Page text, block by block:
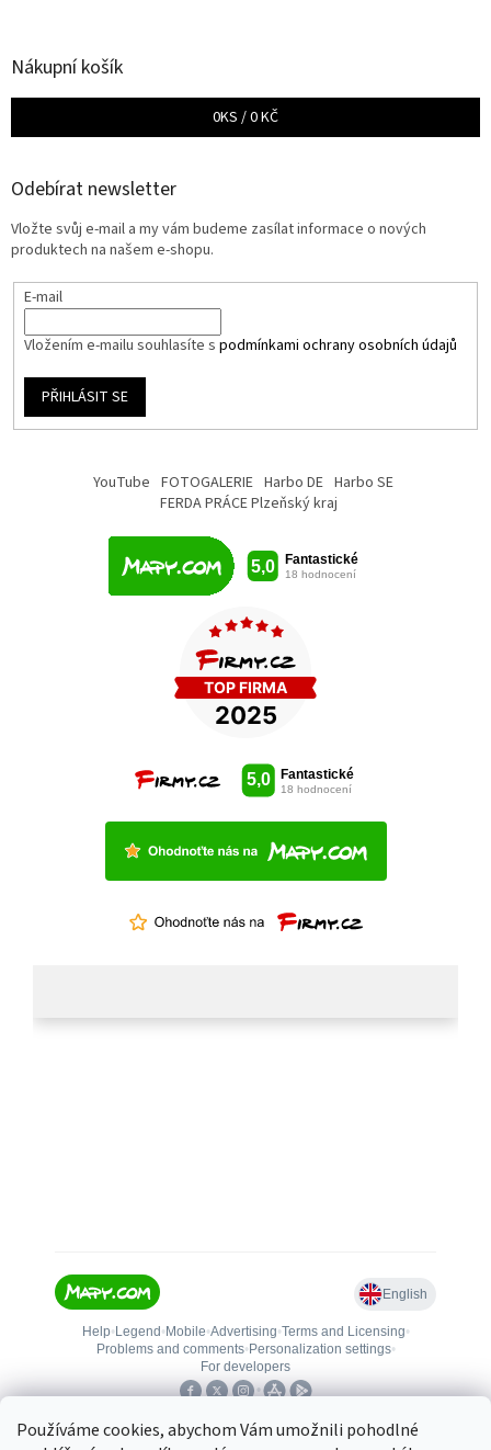
Používáme cookies, abychom Vám umožnili pohodlné
Nákupní košík
0KS /0 KČ
Odebírat newsletter
Vložte svůj e-mail a my vám budeme zasílat informace o nových
produktech na našem e-shopu.
E-mail
Vložením e-mailu souhlasíte s podmínkami ochrany osobních údajů
PŘIHLÁSIT SE
YouTube FOTOGALERIE Harbo DE Harbo SE
FERDA PRÁCE Plzeňský kraj